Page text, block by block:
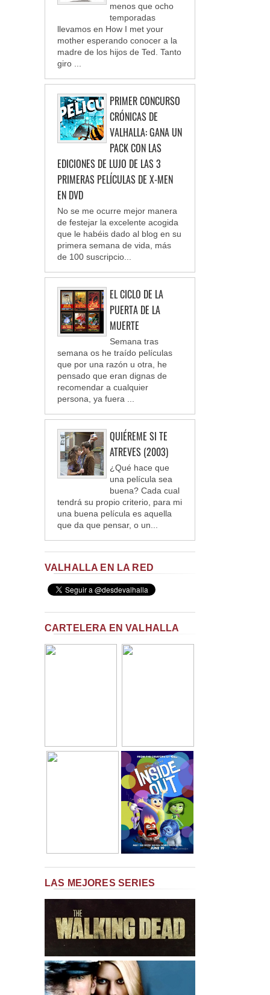
menos que ocho
temporadas
llevamos en How I met your
mother esperando conocer a la
madre de los hijos de Ted. Tanto
giro ...
PRIMER CONCURSO
CRÓNICAS DE
VALHALLA: GANA UN
PACK CON LAS
EDICIONES DE LUJO DE LAS 3
PRIMERAS PELÍCULAS DE X-MEN
EN DVD
No se me ocurre mejor manera
de festejar la excelente acogida
que le habéis dado al blog en su
primera semana de vida, más
de 100 suscripcio...
EL CICLO DE LA
PUERTA DE LA
MUERTE
Semana tras
semana os he traído películas
que por una razón u otra, he
pensado que eran dignas de
recomendar a cualquier
persona, ya fuera ...
QUIÉREME SI TE
ATREVES (2003)
¿Qué hace que
una película sea
buena? Cada cual
tendrá su propio criterio, para mi
una buena película es aquella
que da que pensar, o un...
VALHALLA EN LA RED
CARTELERA EN VALHALLA
LAS MEJORES SERIES